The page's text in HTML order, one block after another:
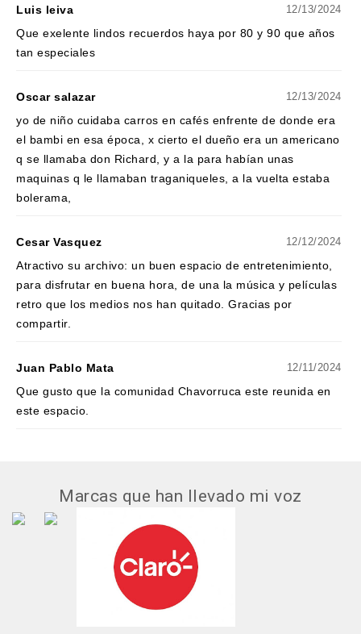
Luis leiva 12/13/2024
Que exelente lindos recuerdos haya por 80 y 90 que años
tan especiales
Oscar salazar 12/13/2024
yo de niño cuidaba carros en cafés enfrente de donde era
el bambi en esa época, x cierto el dueño era un americano
q se llamaba don Richard, y a la para habían unas
maquinas q le llamaban traganiqueles, a la vuelta estaba
bolerama,
Cesar Vasquez 12/12/2024
Atractivo su archivo: un buen espacio de entretenimiento,
para disfrutar en buena hora, de una la música y películas
retro que los medios nos han quitado. Gracias por
compartir.
Juan Pablo Mata 12/11/2024
Que gusto que la comunidad Chavorruca este reunida en
este espacio.
Marcas que han llevado mi voz